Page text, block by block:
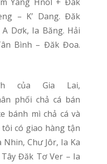
– K’ Dang. Đăk
Dơk, Ia Băng. Hải
Bình – Đăk Đoa.
phối chả cá bán
bánh mì chả cá và
tôi có giao hàng tận
Chư Jôr, Ia Ka
Đăk Tơ Ver – Ia